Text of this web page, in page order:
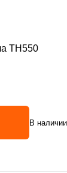
TH550
В наличии